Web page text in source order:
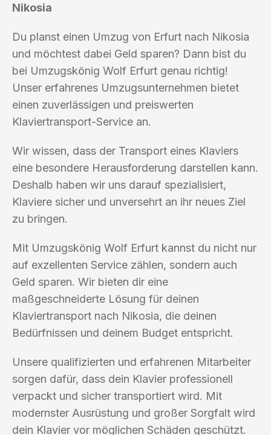
Nikosia
Du planst einen Umzug von Erfurt nach Nikosia
und möchtest dabei Geld sparen? Dann bist du
bei Umzugskönig Wolf Erfurt genau richtig!
Unser erfahrenes Umzugsunternehmen bietet
einen zuverlässigen und preiswerten
Klaviertransport-Service an.
Wir wissen, dass der Transport eines Klaviers
eine besondere Herausforderung darstellen kann.
Deshalb haben wir uns darauf spezialisiert,
Klaviere sicher und unversehrt an ihr neues Ziel
zu bringen.
Mit Umzugskönig Wolf Erfurt kannst du nicht nur
auf exzellenten Service zählen, sondern auch
Geld sparen. Wir bieten dir eine
maßgeschneiderte Lösung für deinen
Klaviertransport nach Nikosia, die deinen
Bedürfnissen und deinem Budget entspricht.
Unsere qualifizierten und erfahrenen Mitarbeiter
sorgen dafür, dass dein Klavier professionell
verpackt und sicher transportiert wird. Mit
modernster Ausrüstung und großer Sorgfalt wird
dein Klavier vor möglichen Schäden geschützt.